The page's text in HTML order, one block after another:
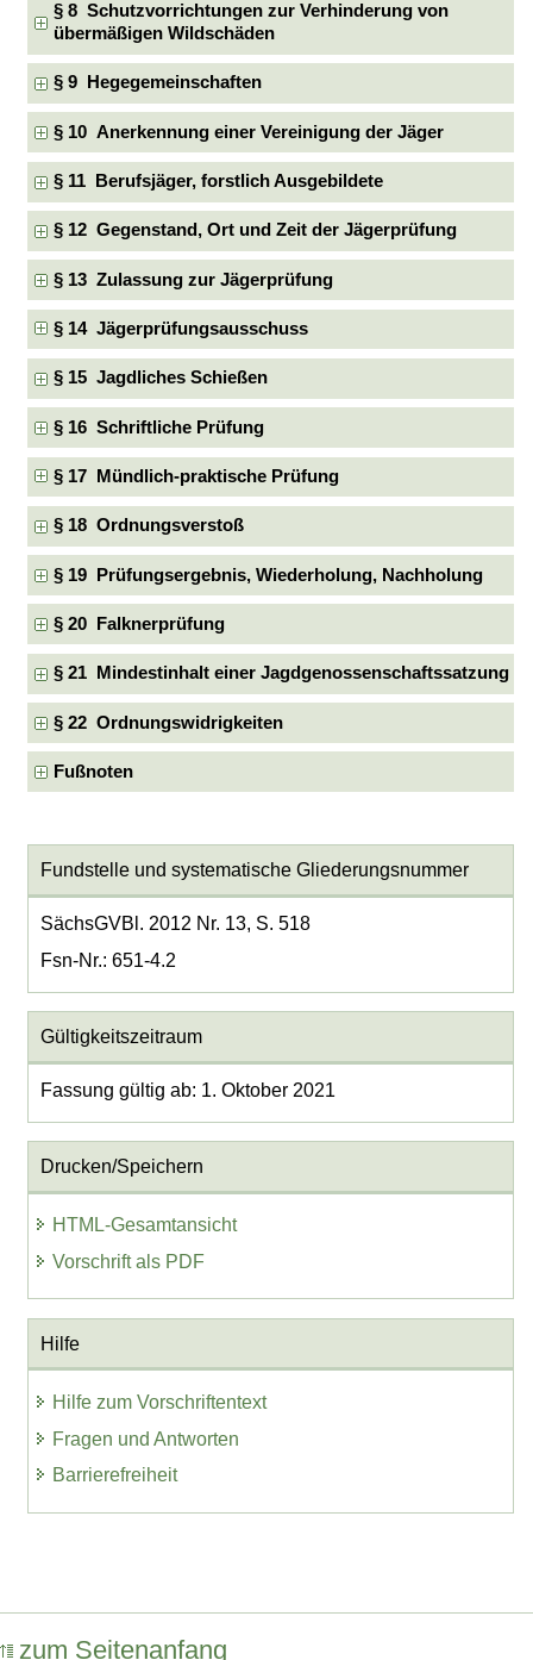
§ 8 Schutzvorrichtungen zur Verhinderung von
übermäßigen Wildschäden
§ 9 Hegegemeinschaften
§ 10 Anerkennung einer Vereinigung der Jäger
§ 11 Berufsjäger, forstlich Ausgebildete
§ 12 Gegenstand, Ort und Zeit der Jägerprüfung
§ 13 Zulassung zur Jägerprüfung
§ 14 Jägerprüfungsausschuss
§ 15 Jagdliches Schießen
§ 16 Schriftliche Prüfung
§ 17 Mündlich-praktische Prüfung
§ 18 Ordnungsverstoß
§ 19 Prüfungsergebnis, Wiederholung, Nachholung
§ 20 Falknerprüfung
§ 21 Mindestinhalt einer Jagdgenossenschaftssatzung
§ 22 Ordnungswidrigkeiten
Fußnoten
Fundstelle und systematische Gliederungsnummer
SächsGVBl. 2012 Nr. 13, S. 518
Fsn-Nr.: 651-4.2
Gültigkeitszeitraum
Fassung gültig ab: 1. Oktober 2021
Drucken/Speichern
HTML-Gesamtansicht
Vorschrift als PDF
Hilfe
Hilfe zum Vorschriftentext
Fragen und Antworten
Barrierefreiheit
zum Seitenanfang